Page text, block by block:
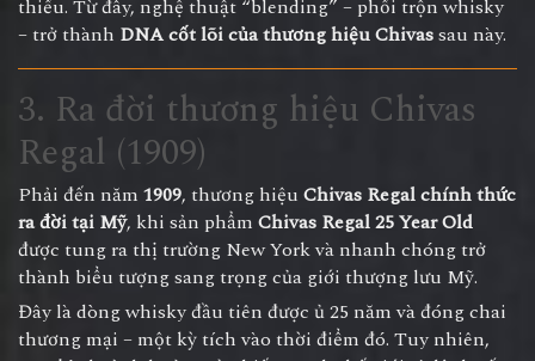
thiếu. Từ đây, nghệ thuật “blending” – phối trộn whisky
– trở thành DNA cốt lõi của thương hiệu Chivassau này.
3. Ra đời thương hiệu Chivas
Regal (1909)
Phải đến năm 1909, thương hiệu Chivas Regal chính thức
ra đời tại Mỹ, khi sản phẩm Chivas Regal 25 Year Old
được tung ra thị trường New York và nhanh chóng trở
thành biểu tượng sang trọng của giới thượng lưu Mỹ.
Đây là dòng whisky đầu tiên được ủ 25 năm và đóng chai
thương mại – một kỳ tích vào thời điểm đó. Tuy nhiên,